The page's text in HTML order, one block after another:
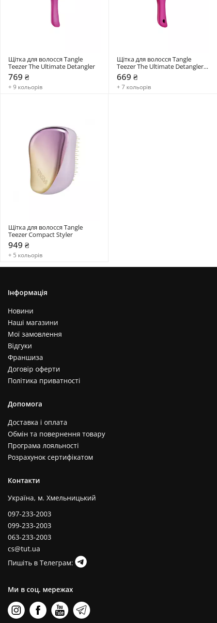
Щітка для волосся Tangle
Teezer The Ultimate Detangler
769 ₴
+ 9 кольорів
Щітка для волосся Tangle
Teezer The Ultimate Detangler
Mini
669 ₴
+ 7 кольорів
Щітка для волосся Tangle
Teezer Compact Styler
949 ₴
+ 5 кольорів
Інформація
Новини
Наші магазини
Мої замовлення
Відгуки
Франшиза
Договір оферти
Політика приватності
Допомога
Доставка і оплата
Обмін та повернення товару
Програма лояльності
Розрахунок сертифікатом
Контакти
Україна, м. Хмельницький
097-233-2003
099-233-2003
063-233-2003
cs@tut.ua
Пишіть в Телеграм:
Ми в соц. мережах